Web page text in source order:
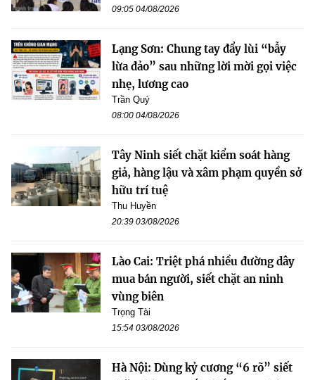
09:05 04/08/2026
Lạng Sơn: Chung tay đẩy lùi “bẫy
lừa đảo” sau những lời mời gọi việc
nhẹ, lương cao
Trần Quý
08:00 04/08/2026
Tây Ninh siết chặt kiểm soát hàng
giả, hàng lậu và xâm phạm quyền sở
hữu trí tuệ
Thu Huyền
20:39 03/08/2026
Lào Cai: Triệt phá nhiều đường dây
mua bán người, siết chặt an ninh
vùng biên
Trọng Tài
15:54 03/08/2026
Hà Nội: Dùng kỷ cương “6 rõ” siết